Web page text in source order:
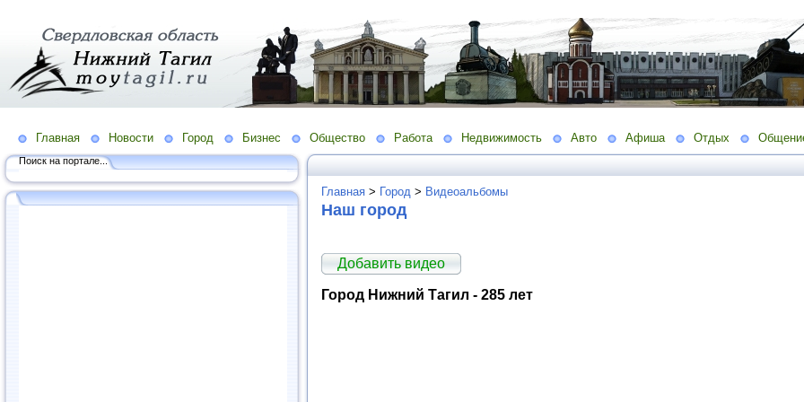
Главная Новости Город Бизнес Общество Работа Недвижимость Авто Афиша Отдых
Поиск на портале...
Главная > Город > Видеоальбомы
Наш город
Добавить видео
Город Нижний Тагил - 285 лет